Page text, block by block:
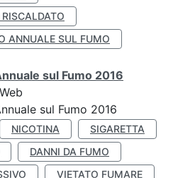
ANNUALE SUL FUMO
sul Fumo 2016
sul Fumo 2016
NICOTINA
SIGARETTA
DANNI DA FUMO
VIETATO FUMARE